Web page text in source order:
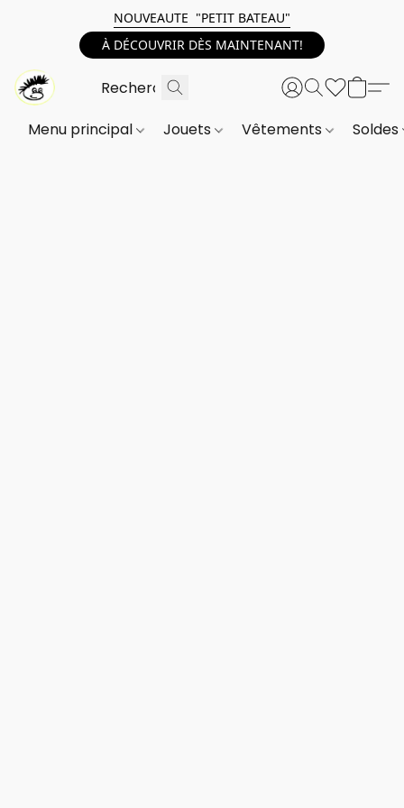
NOUVEAUTE "PETIT BATEAU"
À DÉCOUVRIR DÈS MAINTENANT!
Menu principal Jouets Vêtements Soldes